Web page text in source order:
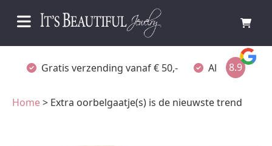
Gratis verzending vanaf € 50,- Altijd verpakt
8.9
Home> Extra oorbelgaatje(s) is de nieuwste trend